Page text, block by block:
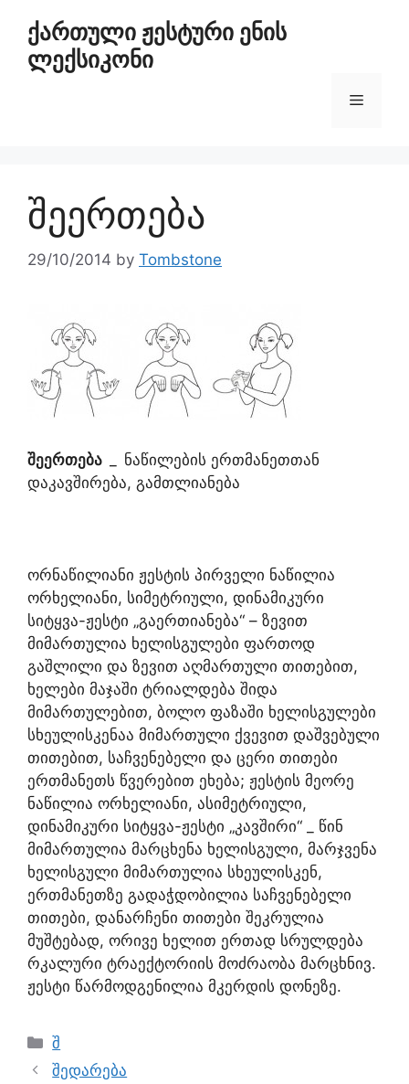
ქართული ჟესტური ენის
ლექსიკონი
შეერთება
29/10/2014 by Tombstone
შეერთება
ნაწილების ერთმანეთთან
დაკავშირება, გამთლიანება
ორნაწილიანი ჟესტის პირველი ნაწილია
ორხელიანი, სიმეტრიული, დინამიკური
სიტყვა-ჟესტი „გაერთიანება“ – ზევით
მიმართულია ხელისგულები ფართოდ
გაშლილი და ზევით აღმართული თითებით,
ხელები მაჯაში ტრიალდება შიდა
მიმართულებით, ბოლო ფაზაში ხელისგულები
სხეულისკენაა მიმართული ქვევით დაშვებული
თითებით, საჩვენებელი და ცერი თითები
ერთმანეთს წვერებით ეხება; ჟესტის მეორე
ნაწილია ორხელიანი, ასიმეტრიული,
დინამიკური სიტყვა-ჟესტი „კავშირი“ _ წინ
მიმართულია მარცხენა ხელისგული, მარჯვენა
ხელისგული მიმართულია სხეულისკენ,
ერთმანეთზე გადაჭდობილია საჩვენებელი
თითები, დანარჩენი თითები შეკრულია
მუშტებად, ორივე ხელით ერთად სრულდება
რკალური ტრაექტორიის მოძრაობა მარცხნივ.
ჟესტი წარმოდგენილია მკერდის დონეზე.
შ
შედარება